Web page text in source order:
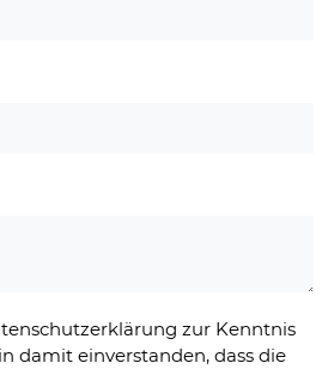
zur Kenntnis
damit einverstanden, dass die